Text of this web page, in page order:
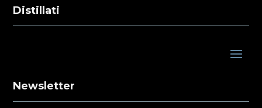
Distillati
Newsletter